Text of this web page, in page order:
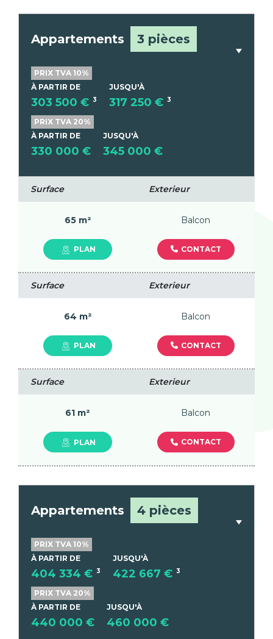
Appartements 3 pièces
PRIX TVA 10%
À PARTIR DE
303 500 € 3
JUSQU'À
317 250 € 3
PRIX TVA 20%
À PARTIR DE
330 000 €
JUSQU'À
345 000 €
Surface
65 m²
Exterieur
Balcon
PLAN CONTACT
Surface
64 m²
Exterieur
Balcon
PLAN CONTACT
Surface
61 m²
Exterieur
Balcon
PLAN CONTACT
Appartements 4 pièces
PRIX TVA 10%
À PARTIR DE
404 334 € 3
JUSQU'À
422 667 € 3
PRIX TVA 20%
À PARTIR DE
440 000 €
JUSQU'À
460 000 €